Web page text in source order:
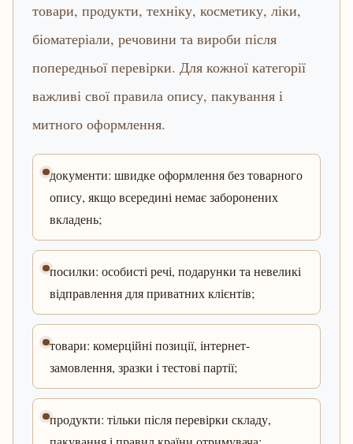
товари, продукти, техніку, косметику, ліки,
біоматеріали, речовини та вироби після
попередньої перевірки. Для кожної категорії
важливі свої правила опису, пакування і
митного оформлення.
документи: швидке оформлення без товарного
опису, якщо всередині немає заборонених
вкладень;
посилки: особисті речі, подарунки та невеликі
відправлення для приватних клієнтів;
товари: комерційні позиції, інтернет-
замовлення, зразки і тестові партії;
продукти: тільки після перевірки складу,